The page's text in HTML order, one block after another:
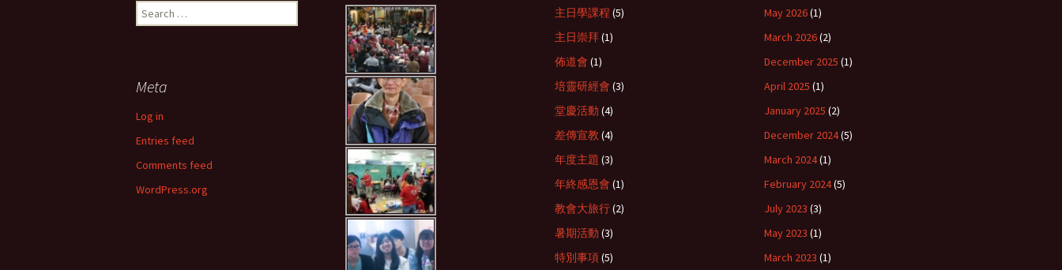
Search
for:
主日學課程 (5)
主日崇拜(1)
佈道會 (1)
培靈研經會 (3)
堂慶活動 (4)
差傳宣教 (4)
年度主題 (3)
年終感恩會 (1)
教會大旅行(2)
暑期活動 (3)
特別事項(5)
May 2026(1)
March 2026(2)
December 2025 (1)
April 2025 (1)
January 2025 (2)
December 2024(5)
March 2024(1)
February 2024(5)
July 2023 (3)
May 2023 (1)
March 2023 (1)
Meta
Log in
Entries feed
Comments feed
WordPress.org